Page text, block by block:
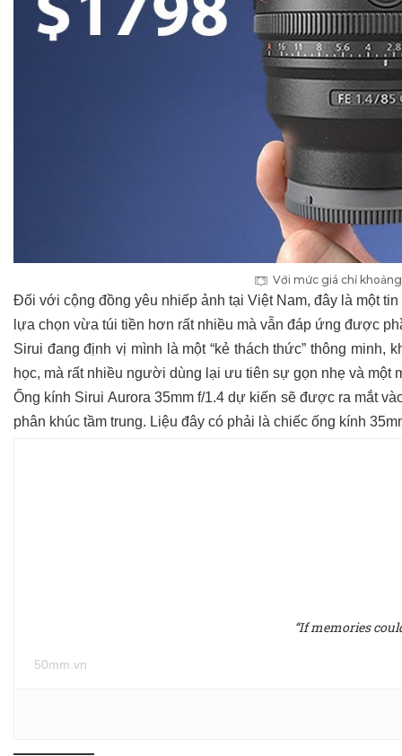
Với mức giá chỉ
Đối với cộng đồng yêu nhiếp ảnh tại Việt Nam, đây là một
lựa chọn vừa túi tiền hơn rất nhiều mà vẫn đáp ứng được
Sirui đang định vị mình là một “kẻ thách thức” thông
học, mà rất nhiều người dùng lại ưu tiên sự gọn nhẹ và một
Ống kính Sirui Aurora 35mm f/1.4 dự kiến sẽ được ra mắt
phân khúc tầm trung. Liệu đây có phải là chiếc ống kính
“If memories
50mm.vn